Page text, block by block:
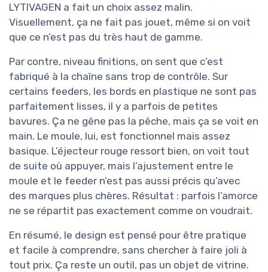
LYTIVAGEN a fait un choix assez malin.
Visuellement, ça ne fait pas jouet, même si on voit
que ce n’est pas du très haut de gamme.
Par contre, niveau finitions, on sent que c’est
fabriqué à la chaîne sans trop de contrôle. Sur
certains feeders, les bords en plastique ne sont pas
parfaitement lisses, il y a parfois de petites
bavures. Ça ne gêne pas la pêche, mais ça se voit en
main. Le moule, lui, est fonctionnel mais assez
basique. L’éjecteur rouge ressort bien, on voit tout
de suite où appuyer, mais l’ajustement entre le
moule et le feeder n’est pas aussi précis qu’avec
des marques plus chères. Résultat : parfois l’amorce
ne se répartit pas exactement comme on voudrait.
En résumé, le design est pensé pour être pratique
et facile à comprendre, sans chercher à faire joli à
tout prix. Ça reste un outil, pas un objet de vitrine.